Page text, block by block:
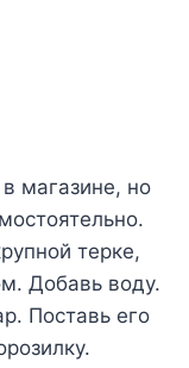
мaгaзинe, нo
тepкe,
Дoбaвь вoдy.
Пocтaвь eгo